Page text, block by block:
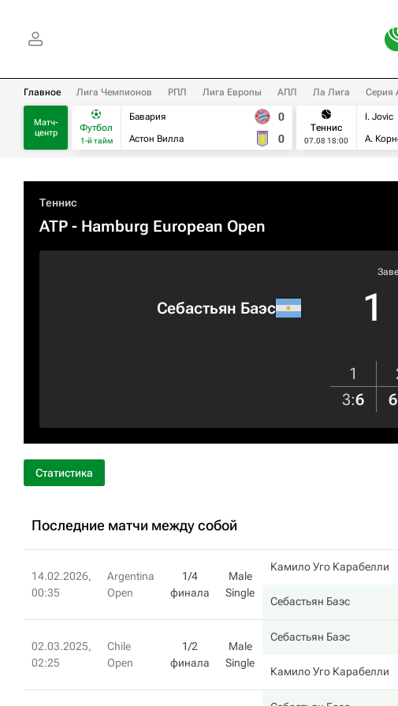
Главное Лига Чемпионов РПЛ Лига Европы АПЛ Ла Лига Серия
Матч-
центр
Футбол
1-й тайм
Бавария
Астон Вилла
0
0
Теннис
07.08 18:00
I. Jovic
А.
Теннис
ATP - Hamburg European Open
Себастьян Баэс 1
1
3:6 6
Статистика
Последние матчи между собой
14.02.2026,
00:35
Argentina
Open
1/4
финала
Male
Single
Камило Уго Карабелли
Себастьян Баэс
02.03.2025,
02:25
Chile
Open
1/2
финала
Male
Single
Себастьян Баэс
Камило Уго Карабелли